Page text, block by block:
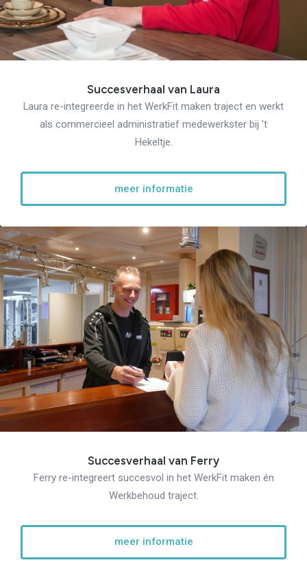
Succesverhaal van Laura
Laura re-integreerde in het WerkFit maken traject en werkt
als commercieel administratief medewerkster bij 't
Hekeltje.
meer informatie
Succesverhaal van Ferry
Ferry re-integreert succesvol in het WerkFit maken én
Werkbehoud traject.
meer informatie